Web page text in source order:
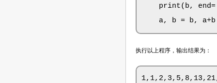
print(b,
a, b = b, a+b
执行以上程序，输出结果为：